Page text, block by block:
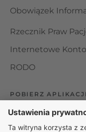
Obowiązek
Rzecznik Praw
Internetowe
RODO
POBIERZ